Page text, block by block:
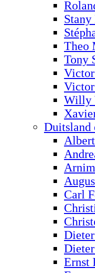
Theo
Tony
Victor
Willy
Duitsland
Carl
Ernst